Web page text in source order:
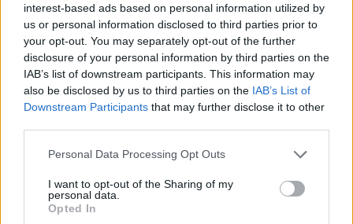
interest-based ads based on personal information utilized by
us or personal information disclosed to third parties prior to
your opt-out. You may separately opt-out of the further
disclosure of your personal information by third parties on the
IAB’s list of downstream participants. This information may
also be disclosed by us to third parties on the IAB’s List of
Downstream Participants that may further disclose it to other
Personal Data Processing Opt Outs
I want to opt-out of the Sharing of my
personal data.
Opted In
lényegében tripla-A minősítésű lesz, és kibocsátása emiatt
sokkal olcsóbb, mint egy normál vállalati kötvényé. Az M6-
os autópálya egyik szakaszának építésénél is hasonló
konstrukciót alkalmazva...
KEDVES OLVASÓNK!
tartozik, melynek olvasása előfizetéses
regisztrációhoz kötött.
Az előfizetés a következőket tartalmazza: